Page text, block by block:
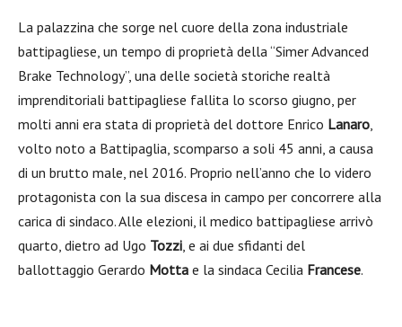
La palazzina che sorge nel cuore della zona industriale
battipagliese, un tempo di proprietà della “Simer Advanced
Brake Technology”, una delle società storiche realtà
imprenditoriali battipagliese fallita lo scorso giugno, per
molti anni era stata di proprietà del dottore Enrico Lanaro,
volto noto a Battipaglia, scomparso a soli 45 anni, a causa
di un brutto male, nel 2016. Proprio nell’anno che lo videro
protagonista con la sua discesa in campo per concorrere alla
carica di sindaco. Alle elezioni, il medico battipagliese arrivò
quarto, dietro ad Ugo Tozzi, e ai due sfidanti del
ballottaggio Gerardo Motta e la sindaca Cecilia Francese.